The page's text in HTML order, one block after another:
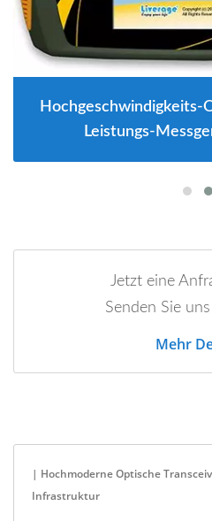
Hochgeschwindigkeits-
Leistungs-
Jetzt eine
Senden Sie
Mehr
| Hochmoderne Optische
Infrastruktur